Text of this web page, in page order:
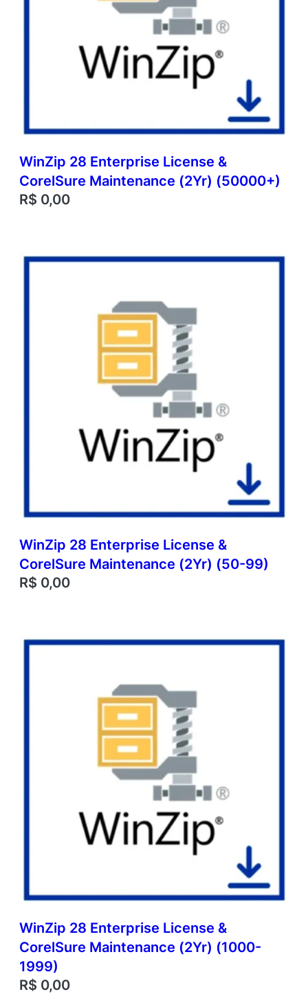
WinZip 28 Enterprise License &
CorelSure Maintenance (2Yr) (50000+)
R$ 0,00
WinZip 28 Enterprise License &
CorelSure Maintenance (2Yr) (50-99)
R$ 0,00
WinZip 28 Enterprise License &
CorelSure Maintenance (2Yr) (1000-
1999)
R$ 0,00